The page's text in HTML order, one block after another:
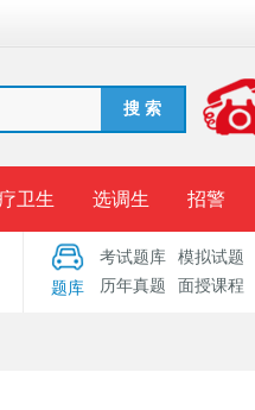
搜 索
卫生 选调生 招警
询 录用公示 考试题库
题库
考试题库
模拟试题
历年真题
面授课程